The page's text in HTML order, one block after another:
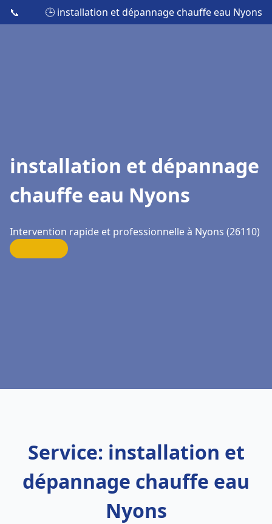
📞 🕒 installation et dépannage chauffe eau Nyons
installation et dépannage
chauffe eau Nyons
Intervention rapide et professionnelle à Nyons (26110)
Service: installation et
dépannage chauffe eau
Nyons